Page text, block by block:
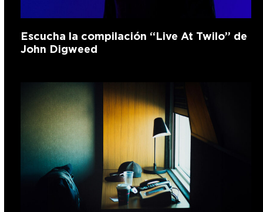
Escucha la compilación “Live At Twilo” de
John Digweed